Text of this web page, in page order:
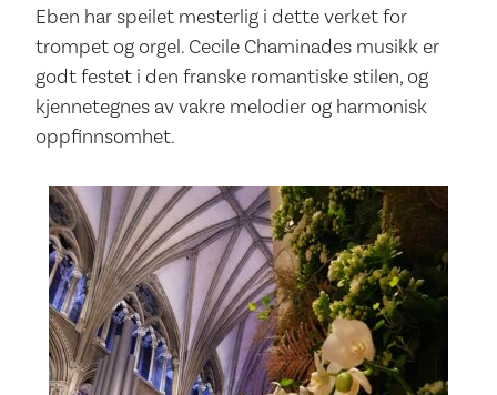
Eben har speilet mesterlig i dette verket for
trompet og orgel. Cecile Chaminades musikk er
godt festet i den franske romantiske stilen, og
kjennetegnes av vakre melodier og harmonisk
oppfinnsomhet.